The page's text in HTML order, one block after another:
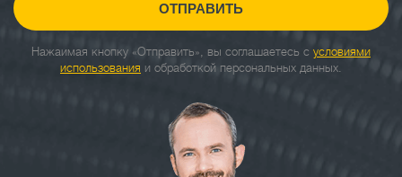
ОТПРАВИТЬ
Нажаимая кнопку «Отправить», вы соглашаетесь с условиями
использования и обработкой персональных данных.